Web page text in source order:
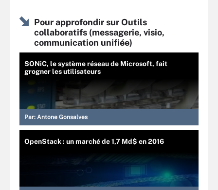
Pour approfondir sur Outils
collaboratifs (messagerie, visio,
communication unifiée)
SONiC, le système réseau de Microsoft, fait
grogner les utilisateurs
Par: Antone Gonsalves
OpenStack : un marché de 1,7 Md$ en 2016